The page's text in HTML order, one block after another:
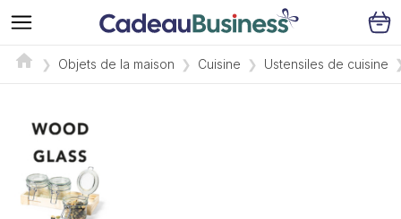
Objets de la maison Cuisine Ustensiles de cuisine